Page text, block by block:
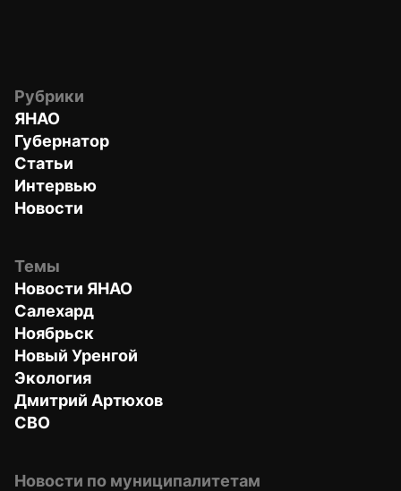
Рубрики
ЯНАО
Губернатор
Статьи
Интервью
Новости
Темы
Новости ЯНАО
Салехард
Ноябрьск
Новый Уренгой
Экология
Дмитрий Артюхов
СВО
Новости по муниципалитетам